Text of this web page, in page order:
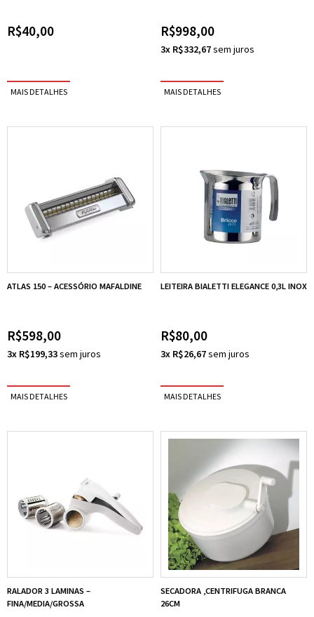
R$40,00 R$998,00
3x R$332,67
ATLAS 150 – ACESSÓRIO MAFALDINE
R$598,00
3x R$199,33
LEITEIRA BIALETTI ELEGANCE 0,3L INOX
R$80,00
3x R$26,67
RALADOR 3 LAMINAS –
FINA/MEDIA/GROSSA
SECADORA ,CENTRIFUGA BRANCA
26CM